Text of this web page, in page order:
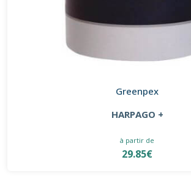
Greenpex
HARPAGO +
à partir de
29.85€